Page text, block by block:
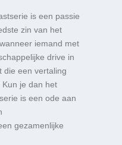
is een passie
zin van het
iemand met
drive in
die een vertaling
je dan het
is een ode aan
gezamenlijke